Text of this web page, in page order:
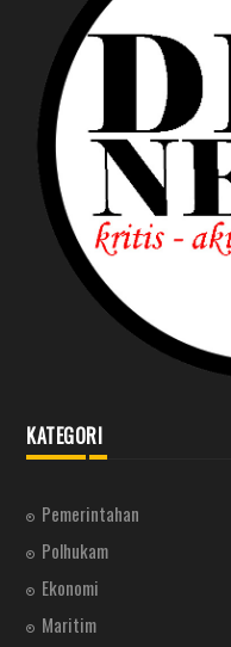
KATEGORI
Pemerintahan
Polhukam
Ekonomi
Maritim